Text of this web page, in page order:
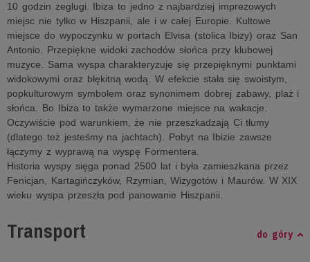
10 godzin żeglugi. Ibiza to jedno z najbardziej imprezowych
miejsc nie tylko w Hiszpanii, ale i w całej Europie. Kultowe
miejsce do wypoczynku w portach Elvisa (stolica Ibizy) oraz San
Antonio. Przepiękne widoki zachodów słońca przy klubowej
muzyce. Sama wyspa charakteryzuje się przepięknymi punktami
widokowymi oraz błękitną wodą. W efekcie stała się swoistym,
popkulturowym symbolem oraz synonimem dobrej zabawy, plaż i
słońca. Bo Ibiza to także wymarzone miejsce na wakacje.
Oczywiście pod warunkiem, że nie przeszkadzają Ci tłumy
(dlatego też jesteśmy na jachtach). Pobyt na Ibizie zawsze
łączymy z wyprawą na wyspę Formentera.
Historia wyspy sięga ponad 2500 lat i była zamieszkana przez
Fenicjan, Kartagińczyków, Rzymian, Wizygotów i Maurów. W XIX
wieku wyspa przeszła pod panowanie Hiszpanii.
Transport do góry